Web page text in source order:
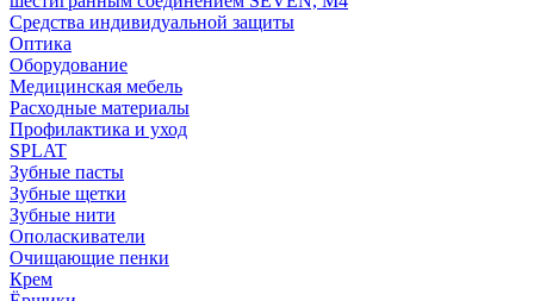
Средства индивидуальной защиты
Оптика
Оборудование
Медицинская мебель
Расходные материалы
Профилактика и уход
SPLAT
Зубные пасты
Зубные щетки
Зубные нити
Ополаскиватели
Очищающие пенки
Крем